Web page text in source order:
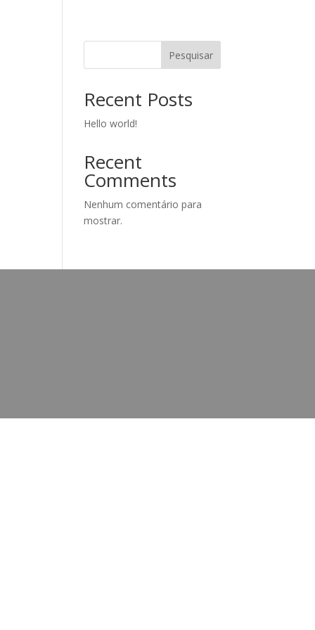
Pesquisar
Recent Posts
Hello world!
Recent
Comments
Nenhum comentário para
mostrar.